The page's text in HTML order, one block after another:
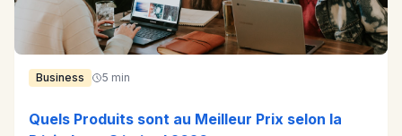
Business 5 min
Quels Produits sont au Meilleur Prix selon la